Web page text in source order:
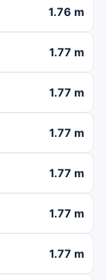
1.76 m
1.77 m
1.77 m
1.77 m
1.77 m
1.77 m
1.77 m